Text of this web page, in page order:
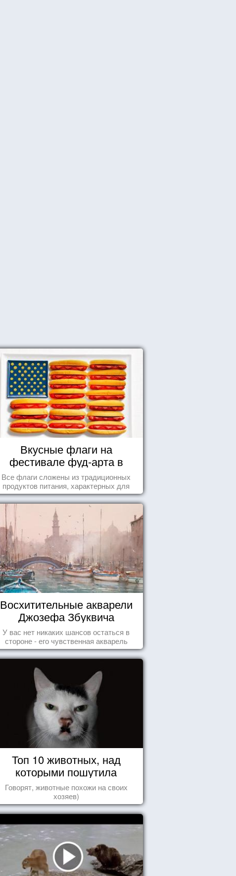
Вкусные флаги на
фестивале фуд-арта в
Сиднее
Все флаги сложены из традиционных
продуктов питания, характерных для
этих стран.
Восхитительные акварели
Джозефа Збуквича
У вас нет никаких шансов остаться в
стороне - его чувственная акварель
покорила жителей всего мира.
Топ 10 животных, над
которыми пошутила
природа
Говорят, животные похожи на своих
хозяев)